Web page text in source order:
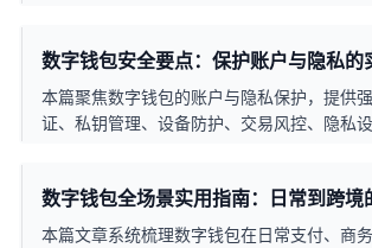
数字钱包安全要点：保护账户与隐私的
本篇聚焦数字钱包的账户与隐私保护，提供
证、私钥管理、设备防护、交易风控、隐私
数字钱包全场景实用指南：日常到跨境
本篇文章系统梳理数字钱包在日常支付、商